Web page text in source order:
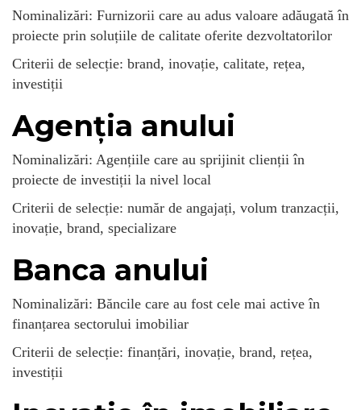
Nominalizări: Furnizorii care au adus valoare adăugată în
proiecte prin soluțiile de calitate oferite dezvoltatorilor
Criterii de selecție: brand, inovație, calitate, rețea,
investiții
Agenția anului
Nominalizări: Agențiile care au sprijinit clienții în
proiecte de investiții la nivel local
Criterii de selecție: număr de angajați, volum tranzacții,
inovație, brand, specializare
Banca anului
Nominalizări: Băncile care au fost cele mai active în
finanțarea sectorului imobiliar
Criterii de selecție: finanțări, inovație, brand, rețea,
investiții